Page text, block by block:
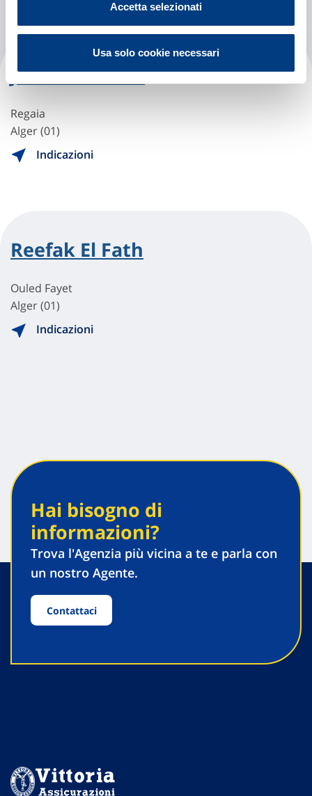
Accetta selezionati
Usa solo cookie necessari
Jihane El Hana
Regaia
Alger (01)
Indicazioni
Reefak El Fath
Ouled Fayet
Alger (01)
Indicazioni
Hai bisogno di
informazioni?
Trova l'Agenzia più vicina a te e parla con
un nostro Agente.
Contattaci